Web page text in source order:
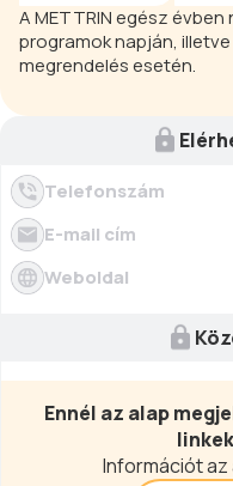
A METTRIN egész
programok napján,
megrendelés esetén.
Telefonszám
E-mail cím
Weboldal
Ennél az alap
Információt